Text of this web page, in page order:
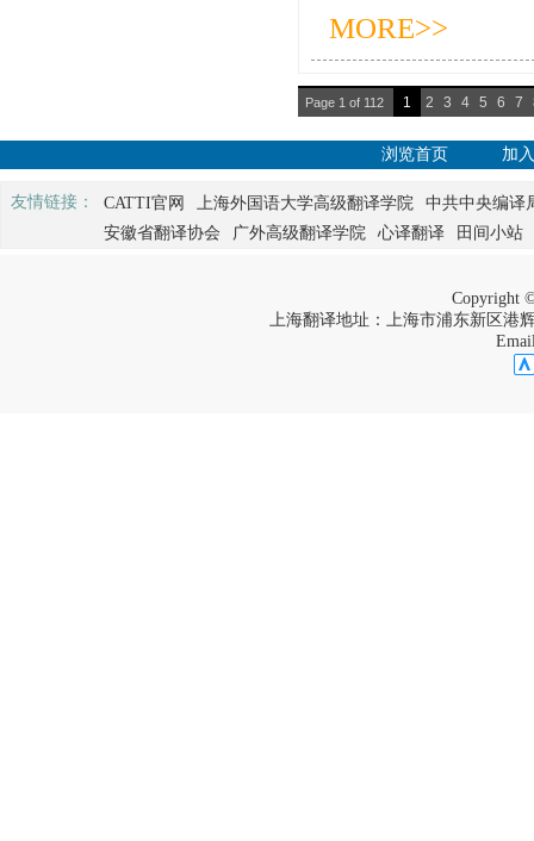
MORE>>
Page 1 of 112 1 2 3 4 5 6 7
浏览首页 加
友情链接： CATTI官网 上海外国语大学高级翻译学院
中共中央编译
安徽省翻译协会
广外高级翻译学院 心译翻译 田间小站
Copyright
上海翻译地址：上海市浦东新区港